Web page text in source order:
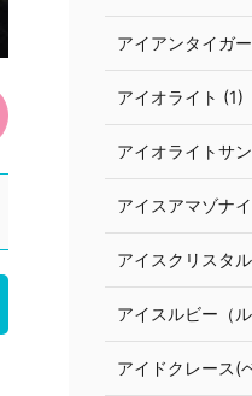
アイアンタイガ
アイオライト (1)
アイオライトサ
アイスアマゾナ
アイスクリスタ
アイスルビー（
アイドクレース(